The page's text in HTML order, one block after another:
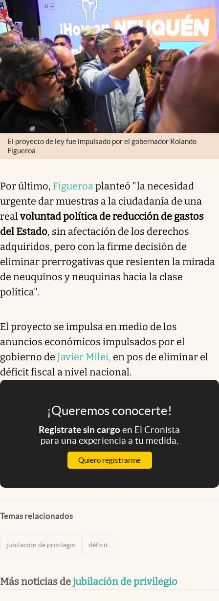
El proyecto de ley fue impulsado por el gobernador Rolando
Figueroa.
Por último, Figueroa planteó "la necesidad
urgente dar muestras a la ciudadanía de una
real voluntad política de reducción de gastos
del Estado, sin afectación de los derechos
adquiridos, pero con la firme decisión de
eliminar prerrogativas que resienten la mirada
de neuquinos y neuquinas hacia la clase
política".
El proyecto se impulsa en medio de los
anuncios económicos impulsados por el
gobierno de Javier Milei, en pos de eliminar el
déficit fiscal a nivel nacional.
¡Queremos conocerte!
Registrate sin cargoen El Cronista
para una experiencia a tu medida.
Quiero registrarme
Temas relacionados
jubilación de privilegio déficit
Más noticias dejubilación de privilegio